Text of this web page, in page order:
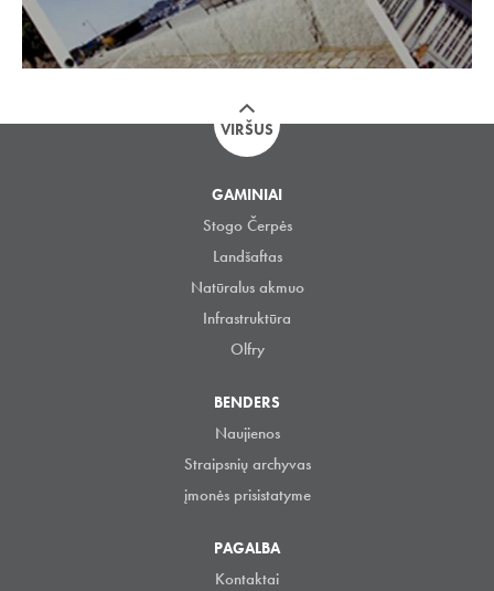
VIRŠUS
GAMINIAI
Stogo Čerpės
Landšaftas
Natūralus akmuo
Infrastruktūra
Olfry
BENDERS
Naujienos
Straipsnių archyvas
įmonės prisistatyme
PAGALBA
Kontaktai